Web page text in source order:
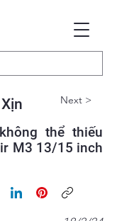
Next >
thể thiếu
M3 13/15 inch